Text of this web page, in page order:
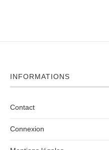
INFORMATIONS
Contact
Connexion